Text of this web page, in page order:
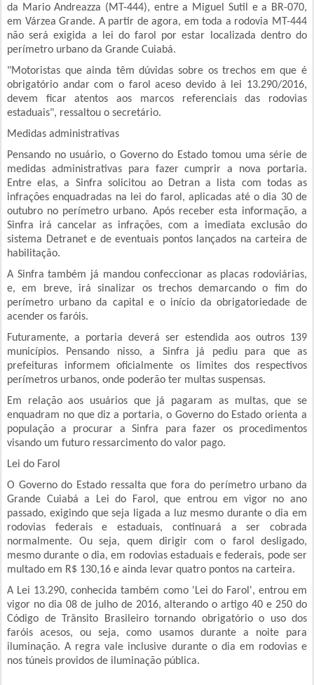
da Mario Andreazza (MT-444), entre a Miguel Sutil e a BR-070,
em Várzea Grande. A partir de agora, em toda a rodovia MT-444
não será exigida a lei do farol por estar localizada dentro do
perímetro urbano da Grande Cuiabá.
"Motoristas que ainda têm dúvidas sobre os trechos em que é
obrigatório andar com o farol aceso devido à lei 13.290/2016,
devem ficar atentos aos marcos referenciais das rodovias
estaduais", ressaltou o secretário.
Medidas administrativas
Pensando no usuário, o Governo do Estado tomou uma série de
medidas administrativas para fazer cumprir a nova portaria.
Entre elas, a Sinfra solicitou ao Detran a lista com todas as
infrações enquadradas na lei do farol, aplicadas até o dia 30 de
outubro no perímetro urbano. Após receber esta informação, a
Sinfra irá cancelar as infrações, com a imediata exclusão do
sistema Detranet e de eventuais pontos lançados na carteira de
habilitação.
A Sinfra também já mandou confeccionar as placas rodoviárias,
e, em breve, irá sinalizar os trechos demarcando o fim do
perímetro urbano da capital e o início da obrigatoriedade de
acender os faróis.
Futuramente, a portaria deverá ser estendida aos outros 139
municípios. Pensando nisso, a Sinfra já pediu para que as
prefeituras informem oficialmente os limites dos respectivos
perímetros urbanos, onde poderão ter multas suspensas.
Em relação aos usuários que já pagaram as multas, que se
enquadram no que diz a portaria, o Governo do Estado orienta a
população a procurar a Sinfra para fazer os procedimentos
visando um futuro ressarcimento do valor pago.
Lei do Farol
O Governo do Estado ressalta que fora do perímetro urbano da
Grande Cuiabá a Lei do Farol, que entrou em vigor no ano
passado, exigindo que seja ligada a luz mesmo durante o dia em
rodovias federais e estaduais, continuará a ser cobrada
normalmente. Ou seja, quem dirigir com o farol desligado,
mesmo durante o dia, em rodovias estaduais e federais, pode ser
multado em R$ 130,16 e ainda levar quatro pontos na carteira.
A Lei 13.290, conhecida também como 'Lei do Farol', entrou em
vigor no dia 08 de julho de 2016, alterando o artigo 40 e 250 do
Código de Trânsito Brasileiro tornando obrigatório o uso dos
faróis acesos, ou seja, como usamos durante a noite para
iluminação. A regra vale inclusive durante o dia em rodovias e
nos túneis providos de iluminação pública.